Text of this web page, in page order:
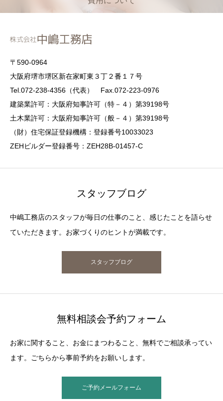
〒590-0964
大阪府堺市堺区新在家町東３丁２番１７号
Tel.072-238-4356（代表） Fax.072-223-0976
建築業許可：大阪府知事許可（特－４）第39198号
土木業許可：大阪府知事許可（般－４）第39198号
（財）住宅保証登録機構：登録番号10033023
ZEHビルダー登録番号：ZEH28B-01457-C
スタッフブログ
中嶋工務店のスタッフが毎日の仕事のこと、感じたことを語らせ
ていただきます。お家づくりのヒントが満載です。
スタッフブログ
無料相談会予約フォーム
お家に関すること、お金にまつわること、無料でご相談承ってい
ます。ごちらから事前予約をお願いします。
ご予約メールフォーム